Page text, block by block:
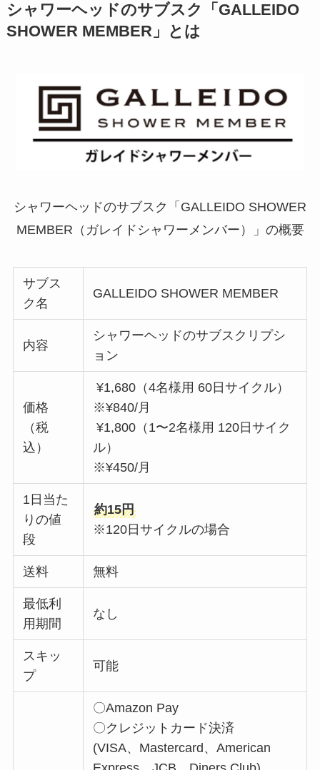
シャワーヘッドのサブスク「GALLEIDO
SHOWER MEMBER」とは
シャワーヘッドのサブスク「GALLEIDO SHOWER
MEMBER（ガレイドシャワーメンバー）」の概要
サブス
ク名
GALLEIDO SHOWER MEMBER
内容
シャワーヘッドのサブスクリプシ
ョン
価格
（税
込）
¥1,680（4名様用 60日サイクル）
※¥840/月
¥1,800（1〜2名様用 120日サイク
ル）
※¥450/月
1日当た
りの値
段
約15円
※120日サイクルの場合
送料 無料
最低利
用期間
なし
スキッ
プ
可能
〇Amazon Pay
〇クレジットカード決済
(VISA、Mastercard、American